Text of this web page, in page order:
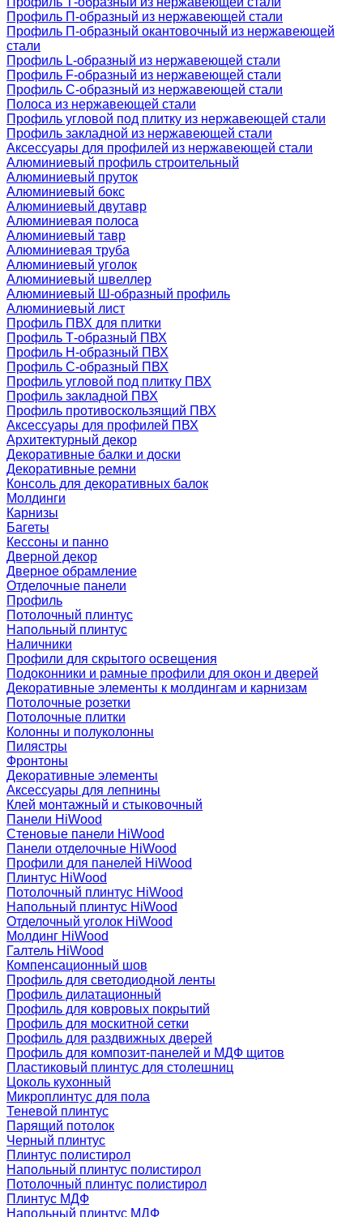
Профиль П-образный из нержавеющей стали
Профиль П-образный окантовочный из нержавеющей
стали
Профиль L-образный из нержавеющей стали
Профиль F-образный из нержавеющей стали
Профиль C-образный из нержавеющей стали
Полоса из нержавеющей стали
Профиль угловой под плитку из нержавеющей стали
Профиль закладной из нержавеющей стали
Аксессуары для профилей из нержавеющей стали
Алюминиевый профиль строительный
Алюминиевый пруток
Алюминиевый бокс
Алюминиевый двутавр
Алюминиевая полоса
Алюминиевый тавр
Алюминиевая труба
Алюминиевый уголок
Алюминиевый швеллер
Алюминиевый Ш-образный профиль
Алюминиевый лист
Профиль ПВХ для плитки
Профиль Т-образный ПВХ
Профиль H-образный ПВХ
Профиль C-образный ПВХ
Профиль угловой под плитку ПВХ
Профиль закладной ПВХ
Профиль противоскользящий ПВХ
Аксессуары для профилей ПВХ
Архитектурный декор
Декоративные балки и доски
Декоративные ремни
Консоль для декоративных балок
Молдинги
Карнизы
Багеты
Кессоны и панно
Дверной декор
Дверное обрамление
Отделочные панели
Профиль
Потолочный плинтус
Напольный плинтус
Наличники
Профили для скрытого освещения
Подоконники и рамные профили для окон и дверей
Декоративные элементы к молдингам и карнизам
Потолочные розетки
Потолочные плитки
Колонны и полуколонны
Пилястры
Фронтоны
Декоративные элементы
Аксессуары для лепнины
Клей монтажный и стыковочный
Панели HiWood
Стеновые панели HiWood
Панели отделочные HiWood
Профили для панелей HiWood
Плинтус HiWood
Потолочный плинтус HiWood
Напольный плинтус HiWood
Отделочный уголок HiWood
Молдинг HiWood
Галтель HiWood
Компенсационный шов
Профиль для светодиодной ленты
Профиль дилатационный
Профиль для ковровых покрытий
Профиль для москитной сетки
Профиль для раздвижных дверей
Профиль для композит-панелей и МДФ щитов
Пластиковый плинтус для столешниц
Цоколь кухонный
Микроплинтус для пола
Теневой плинтус
Парящий потолок
Черный плинтус
Плинтус полистирол
Напольный плинтус полистирол
Потолочный плинтус полистирол
Плинтус МДФ
Напольный плинтус МДФ